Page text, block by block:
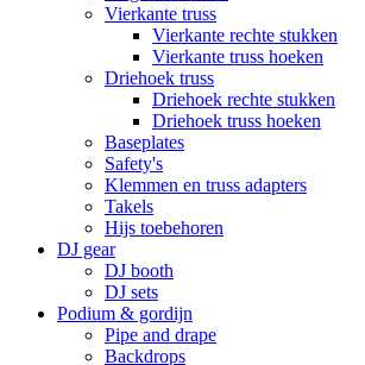
Vierkante truss
Vierkante rechte stukken
Vierkante truss hoeken
Driehoek truss
Driehoek rechte stukken
Driehoek truss hoeken
Baseplates
Safety's
Klemmen en truss adapters
Takels
Hijs toebehoren
DJ gear
DJ booth
DJ sets
Podium & gordijn
Pipe and drape
Backdrops